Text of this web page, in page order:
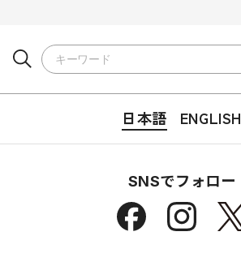
日本語 ENGLISH
SNSでフォロー